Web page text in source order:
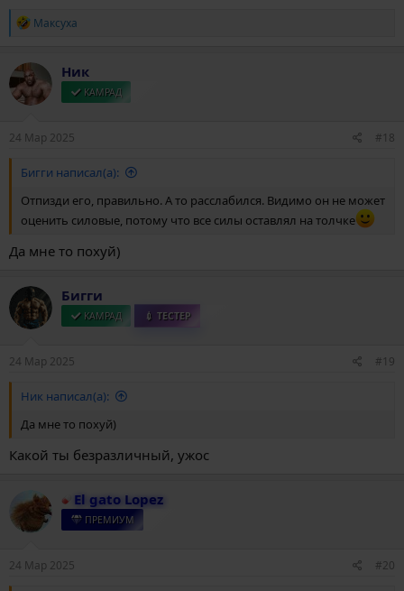
Р
к
ц
и
и
Максуха
Ник
КАМРАД
24 Мар 2025 #18
Бигги написал(а):
Отпизди его, правильно. А то расслабился. Видимо он не может
оценить силовые, потому что все силы оставлял на толчке
Да мне то похуй)
Бигги
КАМРАД 💉 ТЕСТЕР
24 Мар 2025 #19
Ник написал(а):
Да мне то похуй)
Какой ты безразличный, ужос
El gato Lopez
ПРЕМИУМ
24 Мар 2025 #20